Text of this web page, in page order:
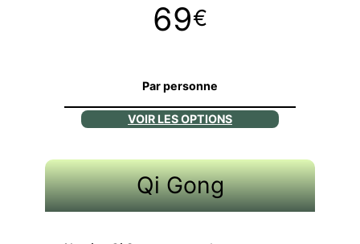
69€
Par personne
VOIR LES OPTIONS
Qi Gong